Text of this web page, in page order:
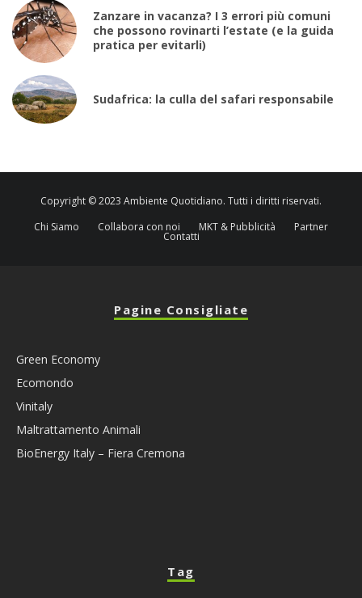
Zanzare in vacanza? I 3 errori più comuni
che possono rovinarti l’estate (e la guida
pratica per evitarli)
Sudafrica: la culla del safari responsabile
Copyright © 2023 Ambiente Quotidiano. Tutti i diritti riservati.
Chi Siamo
Collabora con noi MKT & Pubblicità Partner
Contatti
Pagine Consigliate
Green Economy
Ecomondo
Vinitaly
Maltrattamento Animali
BioEnergy Italy – Fiera Cremona
Tag